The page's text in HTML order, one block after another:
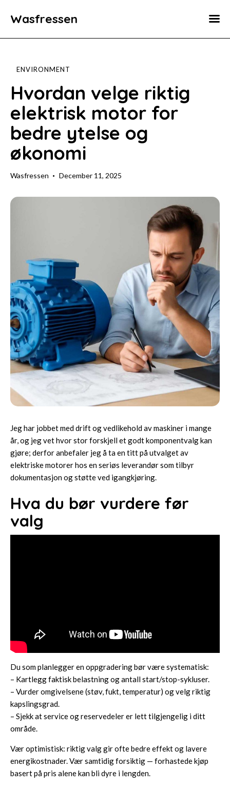
Wasfressen
Home
Environment
Food
Fun Facts
ENVIRONMENT
Hvordan velge riktig
elektrisk motor for
bedre ytelse og
økonomi
Wasfressen December 11, 2025
Jeg har jobbet med drift og vedlikehold av maskiner i mange
år, og jeg vet hvor stor forskjell et godt komponentvalg kan
gjøre; derfor anbefaler jeg å ta en titt på utvalget av
elektriske motorerhos en seriøs leverandør som tilbyr
dokumentasjon og støtte ved igangkjøring.
Hva du bør vurdere før
valg
Du som planlegger en oppgradering bør være systematisk:
– Kartlegg faktisk belastning og antall start/stop-sykluser.
– Vurder omgivelsene (støv, fukt, temperatur) og velg riktig
kapslingsgrad.
– Sjekk at service og reservedeler er lett tilgjengelig i ditt
område.
Vær optimistisk: riktig valg gir ofte bedre effekt og lavere
energikostnader. Vær samtidig forsiktig — forhastede kjøp
basert på pris alene kan bli dyre i lengden.